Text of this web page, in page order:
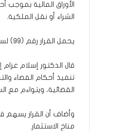
الأوراق المالية بموجب
الشراء أو نقل الملكية.
يحمل القرار رقم (٩٩) لسنة ٢٠٢٦ ونُشر في “الوقائع المصرية”.
قال الدكتور إسلام
تنفيذ أحكام القضاء
القضائية، ويتواءم مع
وأضاف أن القرار يسهم
مناخ الاستثمار.